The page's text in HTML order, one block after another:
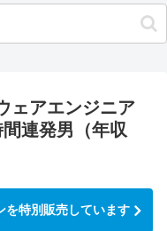
ェアエンジニア
連発男（年収
を特別販売しています